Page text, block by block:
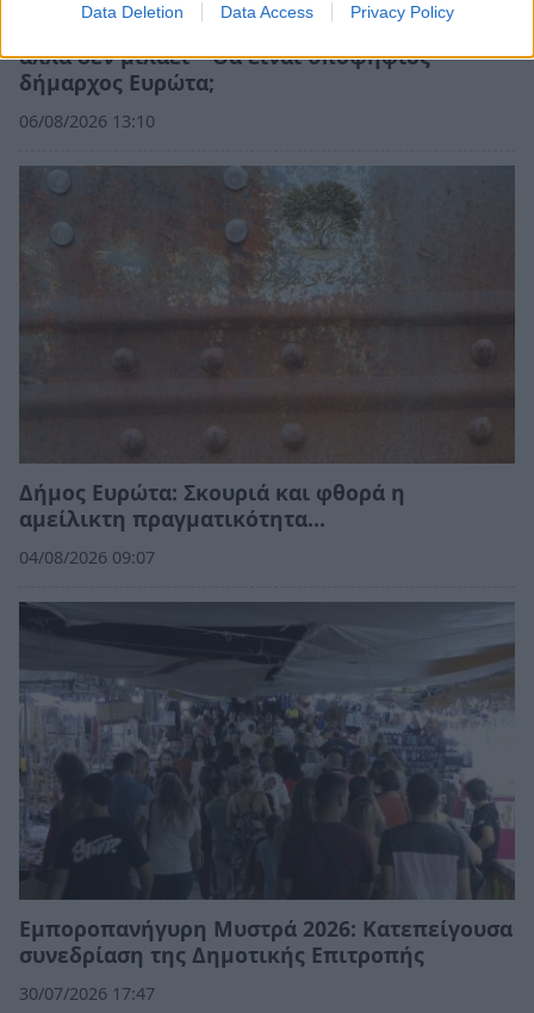
Data Deletion Data Access Privacy Policy
Λακωνία: Ο Δημήτρης Μανιατάκος ακούει
αλλά δεν μιλάει – Θα είναι υποψήφιος
δήμαρχος Ευρώτα;
06/08/2026 13:10
Δήμος Ευρώτα: Σκουριά και φθορά η
αμείλικτη πραγματικότητα…
04/08/2026 09:07
Εμποροπανήγυρη Μυστρά 2026: Κατεπείγουσα
συνεδρίαση της Δημοτικής Επιτροπής
30/07/2026 17:47